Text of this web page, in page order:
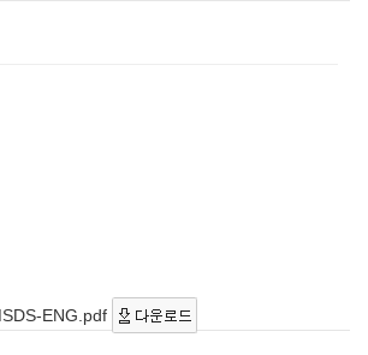
ENG.pdf